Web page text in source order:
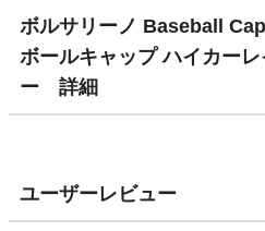
ボルサリーノ Baseball
ボールキャップ ハイカー
ー 詳細
ユーザーレビュー